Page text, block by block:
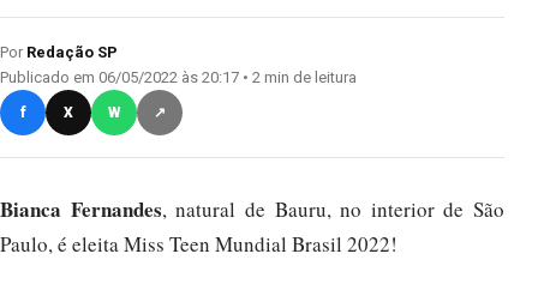
Por Redação SP
Publicado em 06/05/2022 às 20:17 • 2 min de leitura
f X W ↗
Bianca Fernandes, natural de Bauru, no interior de São
Paulo, é eleita Miss Teen Mundial Brasil 2022!